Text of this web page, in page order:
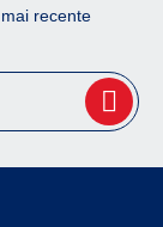
recente